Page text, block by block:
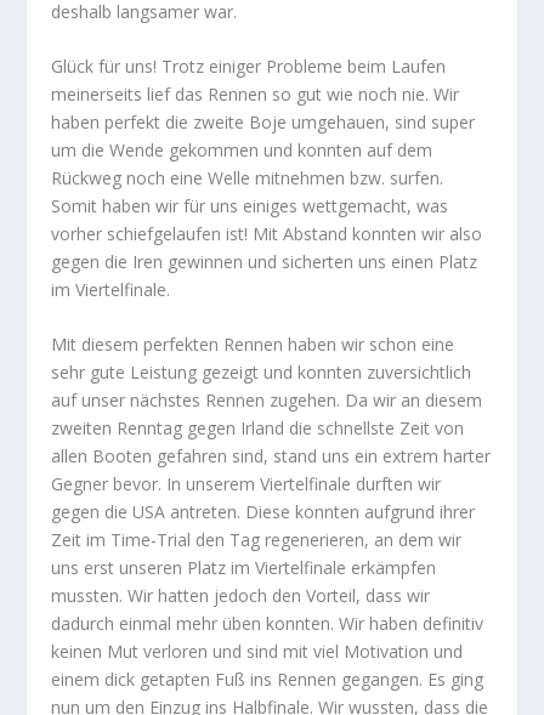
deshalb langsamer war.
Glück für uns! Trotz einiger Probleme beim Laufen
meinerseits lief das Rennen so gut wie noch nie. Wir
haben perfekt die zweite Boje umgehauen, sind super
um die Wende gekommen und konnten auf dem
Rückweg noch eine Welle mitnehmen bzw. surfen.
Somit haben wir für uns einiges wettgemacht, was
vorher schiefgelaufen ist! Mit Abstand konnten wir also
gegen die Iren gewinnen und sicherten uns einen Platz
im Viertelfinale.
Mit diesem perfekten Rennen haben wir schon eine
sehr gute Leistung gezeigt und konnten zuversichtlich
auf unser nächstes Rennen zugehen. Da wir an diesem
zweiten Renntag gegen Irland die schnellste Zeit von
allen Booten gefahren sind, stand uns ein extrem harter
Gegner bevor. In unserem Viertelfinale durften wir
gegen die USA antreten. Diese konnten aufgrund ihrer
Zeit im Time-Trial den Tag regenerieren, an dem wir
uns erst unseren Platz im Viertelfinale erkämpfen
mussten. Wir hatten jedoch den Vorteil, dass wir
dadurch einmal mehr üben konnten. Wir haben definitiv
keinen Mut verloren und sind mit viel Motivation und
einem dick getapten Fuß ins Rennen gegangen. Es ging
nun um den Einzug ins Halbfinale. Wir wussten, dass die